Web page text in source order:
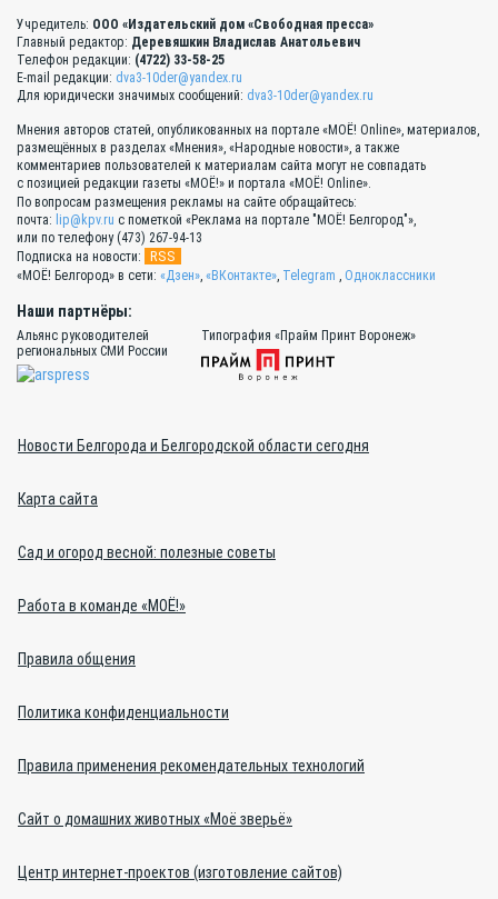
Учредитель: ООО «Издательский дом «Свободная пресса»
Главный редактор: Деревяшкин Владислав Анатольевич
Телефон редакции: (4722) 33-58-25
E-mail редакции: dva3-10der@yandex.ru
Для юридически значимых сообщений: dva3-10der@yandex.ru
Мнения авторов статей, опубликованных на портале «МОЁ! Online», материалов,
размещённых в разделах «Мнения», «Народные новости», а также
комментариев пользователей к материалам сайта могут не совпадать
с позицией редакции газеты «МОЁ!» и портала «МОЁ! Online».
По вопросам размещения рекламы на сайте обращайтесь:
почта: lip@kpv.ru с пометкой «Реклама на портале "МОЁ! Белгород"»,
или по телефону (473) 267-94-13
Подписка на новости:
RSS
«МОЁ! Белгород» в сети: «Дзен», «ВКонтакте», Telegram , Одноклассники
Наши партнёры:
Альянс руководителей
региональных СМИ России
Типография «Прайм Принт Воронеж»
Новости Белгорода и Белгородской области сегодня
Карта сайта
Сад и огород весной: полезные советы
Работа в команде «МОЁ!»
Правила общения
Политика конфиденциальности
Правила применения рекомендательных технологий
Сайт о домашних животных «Моё зверьё»
Центр интернет-проектов (изготовление сайтов)